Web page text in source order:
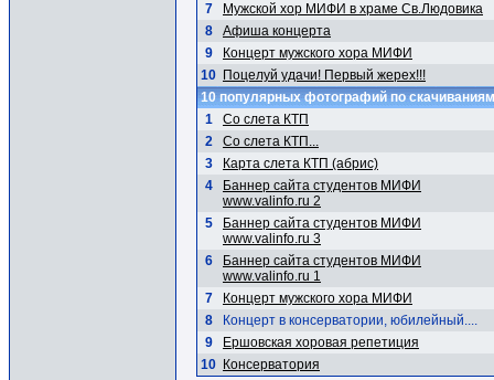
7
Мужской хор МИФИ в храме Св.Людовика
8
Афиша концерта
9
Концерт мужского хора МИФИ
10 Поцелуй удачи! Первый жерех!!!
10 популярных фотографий по скачиваниям
1
Со слета КТП
2
Со слета КТП...
3
Карта слета КТП (абрис)
4
Баннер сайта студентов МИФИ
www.valinfo.ru 2
5
Баннер сайта студентов МИФИ
www.valinfo.ru 3
6
Баннер сайта студентов МИФИ
www.valinfo.ru 1
7
Концерт мужского хора МИФИ
8
Концерт в консерватории, юбилейный....
9
Ершовская хоровая репетиция
10 Консерватория